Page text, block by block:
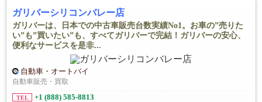
ガリバーシリコンバレー店
ガリバーは、日本での中古車販売台数実績No1。お車の”売りた
い”も”買いたい”も、すべてガリバーで完結！ガリバーの安心、
便利なサービスを是非...
自動車・オートバイ
自動車販売・買取
TEL +1 (888) 585-8813